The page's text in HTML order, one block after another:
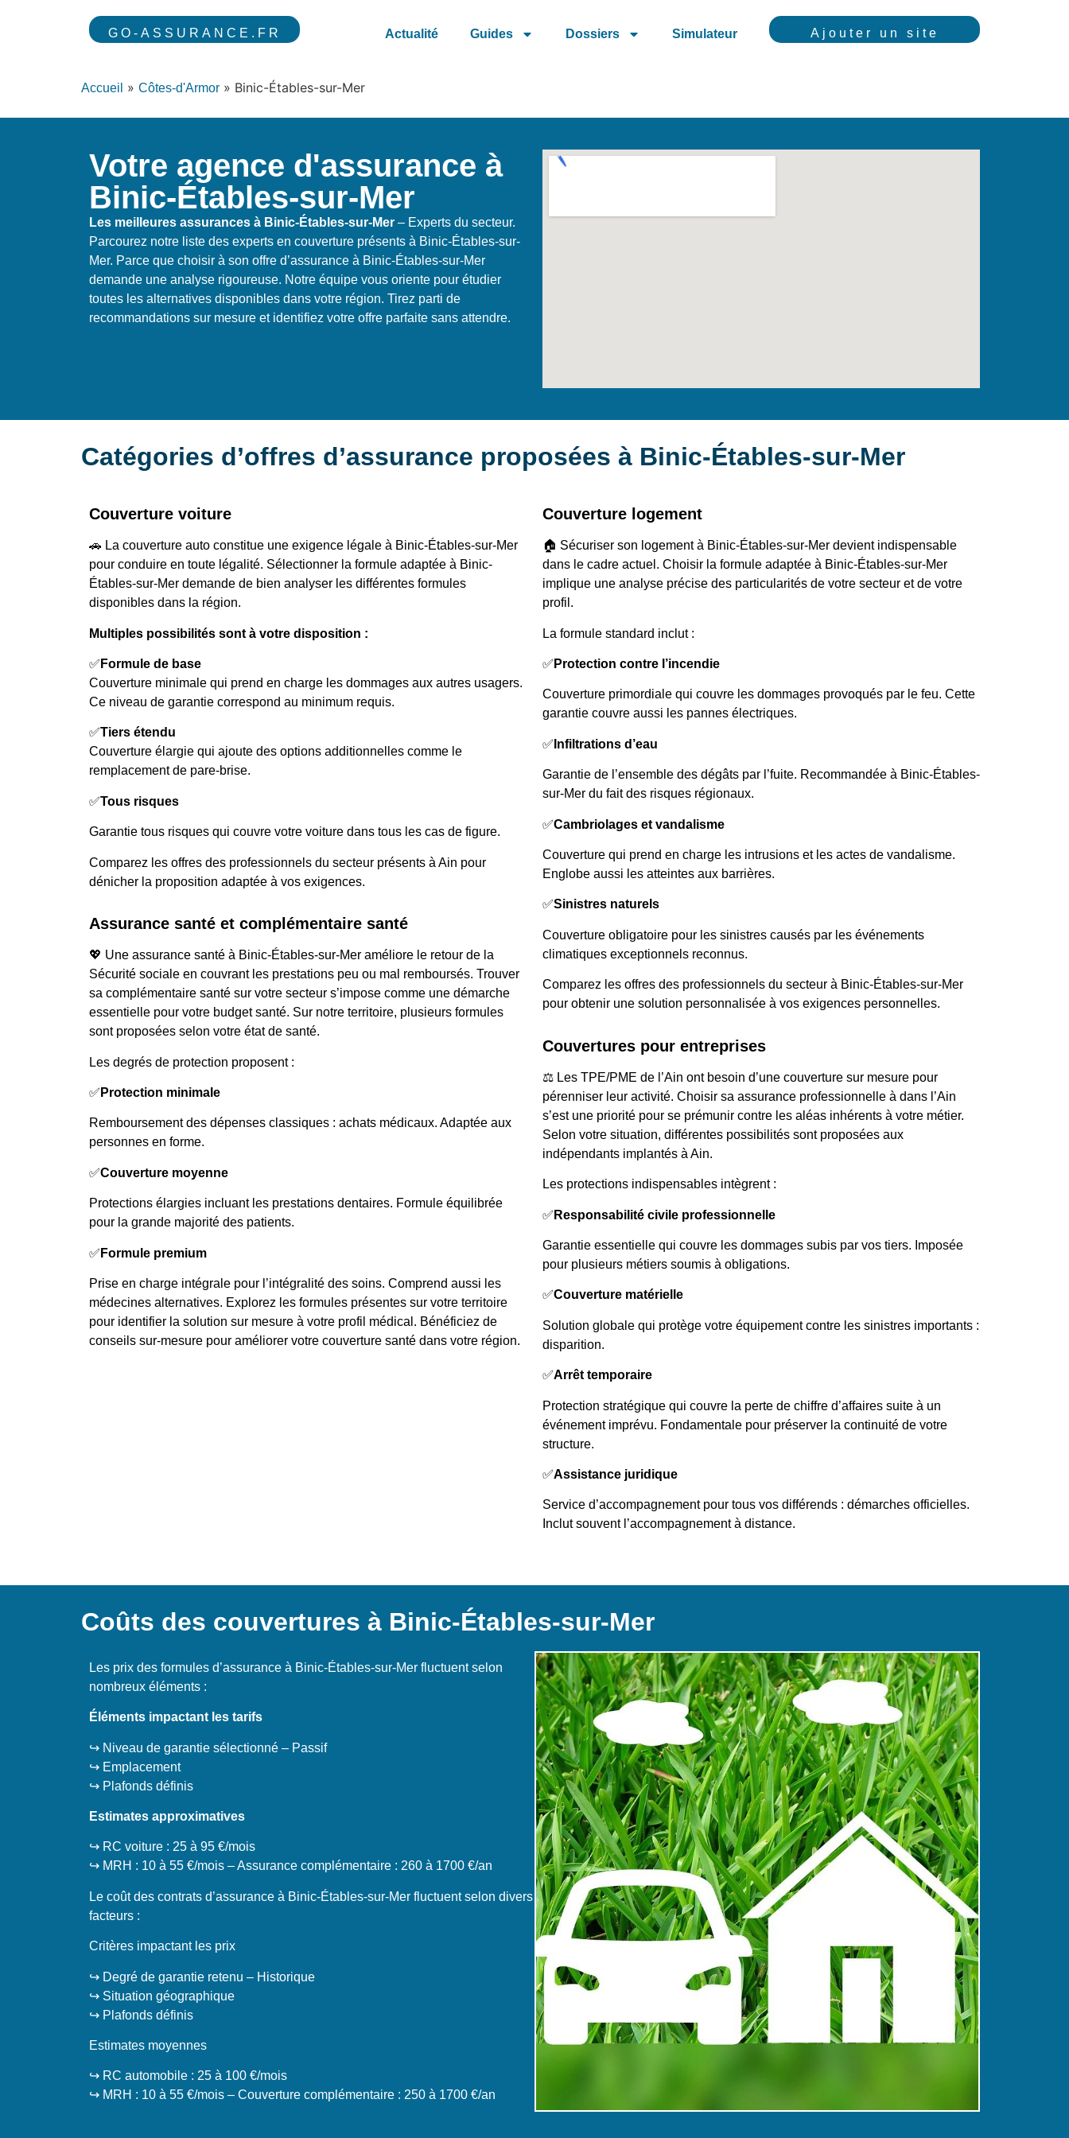
GO-ASSURANCE.FR Actualité Guides Dossiers Simulateur Ajouter un site
Accueil » Côtes-d'Armor » Binic-Étables-sur-Mer
Votre agence d'assurance à
Binic-Étables-sur-Mer
Les meilleures assurances à Binic-Étables-sur-Mer – Experts du secteur.
Parcourez notre liste des experts en couverture présents à Binic-Étables-sur-
Mer. Parce que choisir à son offre d’assurance à Binic-Étables-sur-Mer
demande une analyse rigoureuse. Notre équipe vous oriente pour étudier
toutes les alternatives disponibles dans votre région. Tirez parti de
recommandations sur mesure et identifiez votre offre parfaite sans attendre.
Catégories d’offres d’assurance proposées à Binic-Étables-sur-Mer
Couverture voiture
🚗 La couverture auto constitue une exigence légale à Binic-Étables-sur-Mer
pour conduire en toute légalité. Sélectionner la formule adaptée à Binic-
Étables-sur-Mer demande de bien analyser les différentes formules
disponibles dans la région.
Multiples possibilités sont à votre disposition :
✅ Formule de base
Couverture minimale qui prend en charge les dommages aux autres usagers.
Ce niveau de garantie correspond au minimum requis.
✅Tiers étendu
Couverture élargie qui ajoute des options additionnelles comme le
remplacement de pare-brise.
✅Tous risques
Garantie tous risques qui couvre votre voiture dans tous les cas de figure.
Comparez les offres des professionnels du secteur présents à Ain pour
dénicher la proposition adaptée à vos exigences.
Assurance santé et complémentaire santé
💖 Une assurance santé à Binic-Étables-sur-Mer améliore le retour de la
Sécurité sociale en couvrant les prestations peu ou mal remboursés. Trouver
sa complémentaire santé sur votre secteur s’impose comme une démarche
essentielle pour votre budget santé. Sur notre territoire, plusieurs formules
sont proposées selon votre état de santé.
Les degrés de protection proposent :
✅ Protection minimale
Remboursement des dépenses classiques : achats médicaux. Adaptée aux
personnes en forme.
✅Couverture moyenne
Protections élargies incluant les prestations dentaires. Formule équilibrée
pour la grande majorité des patients.
✅ Formule premium
Prise en charge intégrale pour l’intégralité des soins. Comprend aussi les
médecines alternatives. Explorez les formules présentes sur votre territoire
pour identifier la solution sur mesure à votre profil médical. Bénéficiez de
conseils sur-mesure pour améliorer votre couverture santé dans votre région.
Couverture logement
🏠 Sécuriser son logement à Binic-Étables-sur-Mer devient indispensable
dans le cadre actuel. Choisir la formule adaptée à Binic-Étables-sur-Mer
implique une analyse précise des particularités de votre secteur et de votre
profil.
La formule standard inclut :
✅ Protection contre l’incendie
Couverture primordiale qui couvre les dommages provoqués par le feu. Cette
garantie couvre aussi les pannes électriques.
✅ Infiltrations d’eau
Garantie de l’ensemble des dégâts par l’fuite. Recommandée à Binic-Étables-
sur-Mer du fait des risques régionaux.
✅Cambriolages et vandalisme
Couverture qui prend en charge les intrusions et les actes de vandalisme.
Englobe aussi les atteintes aux barrières.
✅Sinistres naturels
Couverture obligatoire pour les sinistres causés par les événements
climatiques exceptionnels reconnus.
Comparez les offres des professionnels du secteur à Binic-Étables-sur-Mer
pour obtenir une solution personnalisée à vos exigences personnelles.
Couvertures pour entreprises
⚖️ Les TPE/PME de l’Ain ont besoin d’une couverture sur mesure pour
pérenniser leur activité. Choisir sa assurance professionnelle à dans l’Ain
s’est une priorité pour se prémunir contre les aléas inhérents à votre métier.
Selon votre situation, différentes possibilités sont proposées aux
indépendants implantés à Ain.
Les protections indispensables intègrent :
✅ Responsabilité civile professionnelle
Garantie essentielle qui couvre les dommages subis par vos tiers. Imposée
pour plusieurs métiers soumis à obligations.
✅Couverture matérielle
Solution globale qui protège votre équipement contre les sinistres importants :
disparition.
✅Arrêt temporaire
Protection stratégique qui couvre la perte de chiffre d’affaires suite à un
événement imprévu. Fondamentale pour préserver la continuité de votre
structure.
✅Assistance juridique
Service d’accompagnement pour tous vos différends : démarches officielles.
Inclut souvent l’accompagnement à distance.
Coûts des couvertures à Binic-Étables-sur-Mer
Les prix des formules d’assurance à Binic-Étables-sur-Mer fluctuent selon
nombreux éléments :
Éléments impactant les tarifs
↪️ Niveau de garantie sélectionné – Passif
↪️ Emplacement
↪️ Plafonds définis
Estimates approximatives
↪️ RC voiture : 25 à 95 €/mois
↪️ MRH : 10 à 55 €/mois – Assurance complémentaire : 260 à 1700 €/an
Le coût des contrats d’assurance à Binic-Étables-sur-Mer fluctuent selon divers
facteurs :
Critères impactant les prix
↪️ Degré de garantie retenu – Historique
↪️ Situation géographique
↪️ Plafonds définis
Estimates moyennes
↪️ RC automobile : 25 à 100 €/mois
↪️ MRH : 10 à 55 €/mois – Couverture complémentaire : 250 à 1700 €/an